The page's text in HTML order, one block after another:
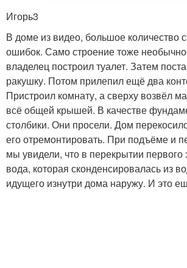
Игорь3
В доме из видео, большое количество
ошибок. Само строение тоже
владелец построил туалет. Затем
ракушку. Потом прилепил ещё два
Пристроил комнату, а сверху возвёл
всё общей крышей. В качестве
столбики. Они просели. Дом
его отремонтировать. При подъёме и
мы увидели, что в перекрытии первого
вода, которая сконденсировалась из
идущего изнутри дома наружу. И это